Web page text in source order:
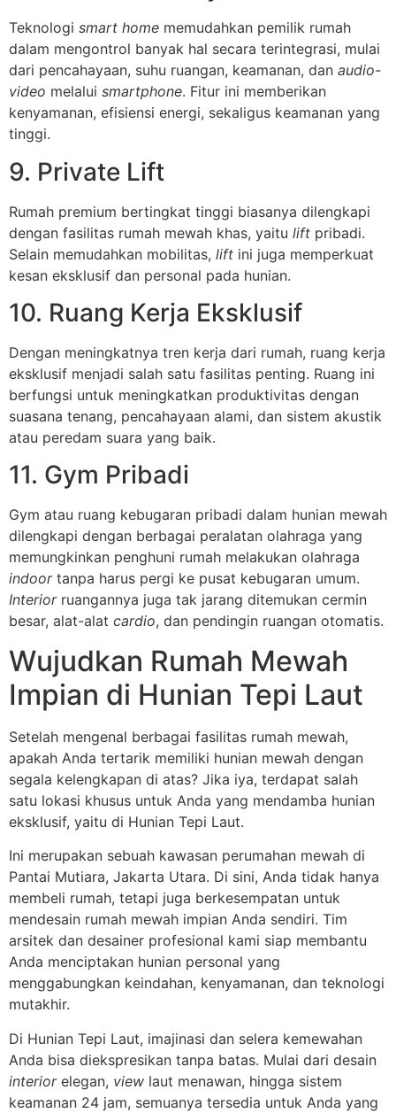
Teknologi smart home memudahkan pemilik rumah
dalam mengontrol banyak hal secara terintegrasi, mulai
dari pencahayaan, suhu ruangan, keamanan, dan audio-
video melalui smartphone. Fitur ini memberikan
kenyamanan, efisiensi energi, sekaligus keamanan yang
tinggi.
9. Private Lift
Rumah premium bertingkat tinggi biasanya dilengkapi
dengan fasilitas rumah mewah khas, yaitu lift pribadi.
Selain memudahkan mobilitas, lift ini juga memperkuat
kesan eksklusif dan personal pada hunian.
10. Ruang Kerja Eksklusif
Dengan meningkatnya tren kerja dari rumah, ruang kerja
eksklusif menjadi salah satu fasilitas penting. Ruang ini
berfungsi untuk meningkatkan produktivitas dengan
suasana tenang, pencahayaan alami, dan sistem akustik
atau peredam suara yang baik.
11. Gym Pribadi
Gym atau ruang kebugaran pribadi dalam hunian mewah
dilengkapi dengan berbagai peralatan olahraga yang
memungkinkan penghuni rumah melakukan olahraga
indoortanpa harus pergi ke pusat kebugaran umum.
Interiorruangannya juga tak jarang ditemukan cermin
besar, alat-alat cardio, dan pendingin ruangan otomatis.
Wujudkan Rumah Mewah
Impian di Hunian Tepi Laut
Setelah mengenal berbagai fasilitas rumah mewah,
apakah Anda tertarik memiliki hunian mewah dengan
segala kelengkapan di atas? Jika iya, terdapat salah
satu lokasi khusus untuk Anda yang mendamba hunian
eksklusif, yaitu di Hunian Tepi Laut.
Ini merupakan sebuah kawasan perumahan mewah di
Pantai Mutiara, Jakarta Utara. Di sini, Anda tidak hanya
membeli rumah, tetapi juga berkesempatan untuk
mendesain rumah mewah impian Anda sendiri. Tim
arsitek dan desainer profesional kami siap membantu
Anda menciptakan hunian personal yang
menggabungkan keindahan, kenyamanan, dan teknologi
mutakhir.
Di Hunian Tepi Laut, imajinasi dan selera kemewahan
Anda bisa diekspresikan tanpa batas. Mulai dari desain
interiorelegan, view laut menawan, hingga sistem
keamanan 24 jam, semuanya tersedia untuk Anda yang